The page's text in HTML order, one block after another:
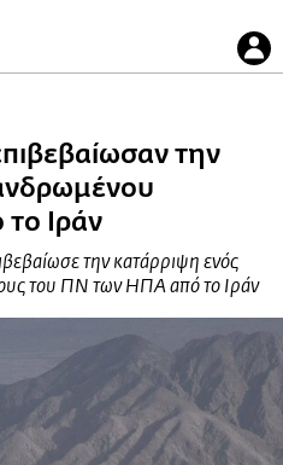
την
Ιράν
την κατάρριψη ενός
του ΠΝ των ΗΠΑ από το Ιράν